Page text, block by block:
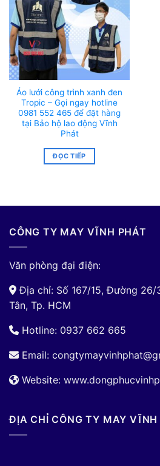
Áo lưới công trình xanh đen
Tropic – Gọi ngay hotline
0981 552 465 để đặt hàng
tại Bảo hộ lao động Vĩnh
Phát
ĐỌC TIẾP
CÔNG TY MAY VĨNH PHÁT
Văn phòng đại điện:
Địa chỉ: Số 167/15, Đường 26/
Tân, Tp. HCM
Hotline: 0937 662 665
Email:
Website:
ĐỊA CHỈ CÔNG TY MAY VĨNH